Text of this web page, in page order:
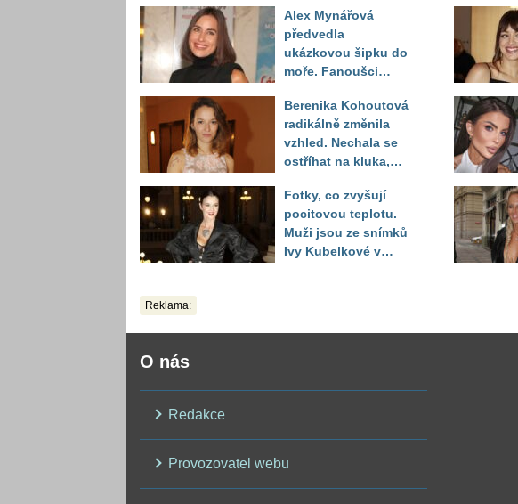
Alex Mynářová
předvedla
ukázkovou šipku do
moře. Fanoušci
toho vypadá
Berenika Kohoutová
radikálně změnila
vzhled. Nechala se
ostříhat na kluka,
překvapily
Fotky, co zvyšují
pocitovou teplotu.
Muži jsou ze snímků
Ivy Kubelkové v
Reklama:
O nás
Redakce
Provozovatel webu